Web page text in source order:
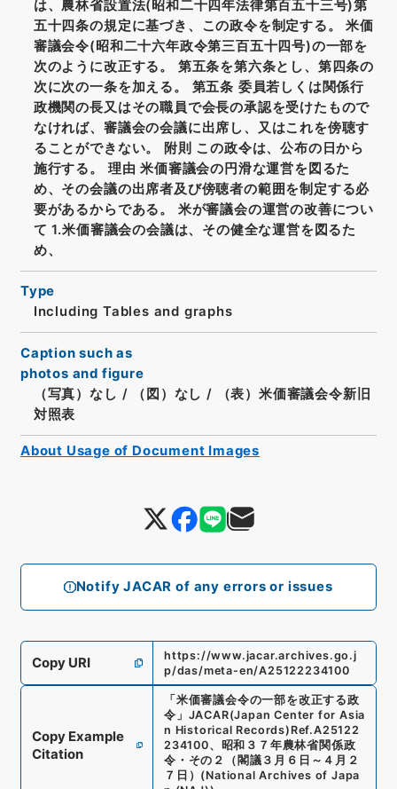
Notify JACAR of any errors or issues
は、農林省設置法(昭和二十四年法律第百五十三号)第
五十四条の規定に基づき、この政令を制定する。 米価
審議会令(昭和二十六年政令第三百五十四号)の一部を
次のように改正する。 第五条を第六条とし、第四条の
次に次の一条を加える。 第五条 委員若しくは関係行
政機関の長又はその職員で会長の承認を受けたもので
なければ、審議会の会議に出席し、又はこれを傍聴す
ることができない。 附則 この政令は、公布の日から
施行する。 理由 米価審議会の円滑な運営を図るた
め、その会議の出席者及び傍聴者の範囲を制定する必
要があるからである。 米が審議会の運営の改善につい
て 1.米価審議会の会議は、その健全な運営を図るた
め、
Type
Including Tables and graphs
Caption such as
photos and figure
（写真）なし / （図）なし /
（表）米価審議会令新旧
対照表
Copy URI
https://www.jacar.archives.go.j
p/das/meta-en/A25122234100
Copy Example
Citation
「 米価審議会令の一部を改正する政
令 」 JACAR(Japan Center for Asia
n Historical Records) Ref.A25122
234100、 昭和３７年農林省関係政
令・その２（閣議３月６日～４月２
７日） (National Archives of Japa
About Usage of Document Images